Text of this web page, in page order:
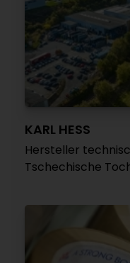
KARL HESS
Hersteller
Tschechische